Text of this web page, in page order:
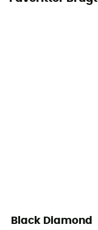
Black Diamond